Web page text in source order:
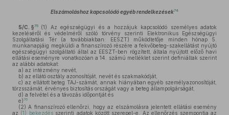
Elszámoláshoz kapcsolódó egyéb rendelkezések74
5/C. §75 (1)
Az egészségügyi és a hozzájuk kapcsolódó személyes adatok
kezeléséről és védelméről szóló törvény szerinti Elektronikus Egészségügyi
Szolgáltatási Tér (a továbbiakban: EESZT) működtetője minden hónap 5.
munkanapjáig megküldi a finanszírozó részére a fekvőbeteg-szakellátást nyújtó
egészségügyi szolgáltató által az EESZT-ben rögzített, általa nyújtott előző havi
ellátási eseményre vonatkozóan a 14. számú melléklet szerint definiáltak szerint
az alábbi adatokat:
a) az intézmény nevét,
b) az ellátó osztály azonosítóját, nevét és szakmakódját,
c) az ellátott beteg TAJ-számát, annak hiányában egyéb személyazonosítóját,
törzsszámát, érvényes biztosítás országát vagy a beteg állampolgárságát,
d) a felvétel és a távozás időpontját és
e)76
(2) A finanszírozó ellenőrzi, hogy az elszámolásra jelentett ellátási esemény
az (1) bekezdésszerinti adatok között szerepel-e. Az ellenőrzés szempontja az